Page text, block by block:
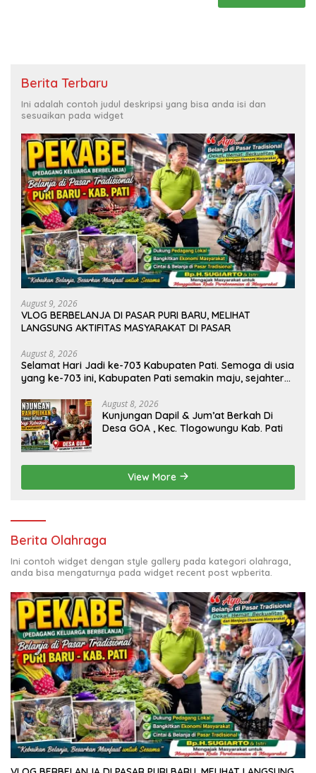
Berita Terbaru
Ini adalah contoh judul deskripsi yang bisa anda isi dan
sesuaikan pada widget
August 9, 2026
VLOG BERBELANJA DI PASAR PURI BARU, MELIHAT
LANGSUNG AKTIFITAS MASYARAKAT DI PASAR
August 8, 2026
Selamat Hari Jadi ke-703 Kabupaten Pati. Semoga di usia
yang ke-703 ini, Kabupaten Pati semakin maju, sejahtera,
kesejahteraan bagi seluruh masyarakatnya. Semoga
sinergi dan kolaborasi yang telah terjalin semakin kuat
demi mewujudkan pembangunan yang berkelanjutan.
Dirgahayu Kabupaten Pati ke-703. Salam sedulur Pati
Selawase. Facebook
August 8, 2026
Kunjungan Dapil & Jum’at Berkah Di
Desa GOA , Kec. Tlogowungu Kab. Pati
View More
Berita Olahraga
Ini contoh widget dengan style gallery pada kategori olahraga,
anda bisa mengaturnya pada widget recent post wpberita.